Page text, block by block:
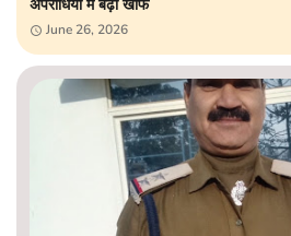
अपराधियों में बढ़ा खौफ
June 26, 2026